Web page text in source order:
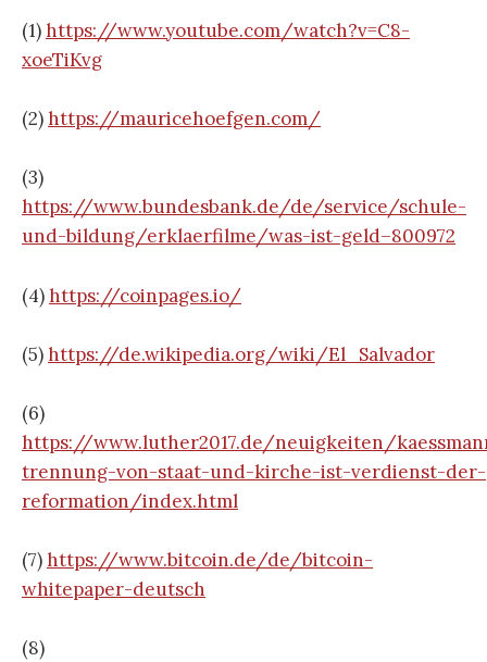
(1)https://www.youtube.com/watch?v=C8-
xoeTiKvg
(2)https://mauricehoefgen.com/
(3)
https://www.bundesbank.de/de/service/schule-
und-bildung/erklaerfilme/was-ist-geld–800972
(4)https://coinpages.io/
(5)https://de.wikipedia.org/wiki/El_Salvador
(6)
https://www.luther2017.de/neuigkeiten/
trennung-von-staat-und-kirche-ist-verdienst-der-
reformation/index.html
(7)https://www.bitcoin.de/de/bitcoin-
whitepaper-deutsch
(8)